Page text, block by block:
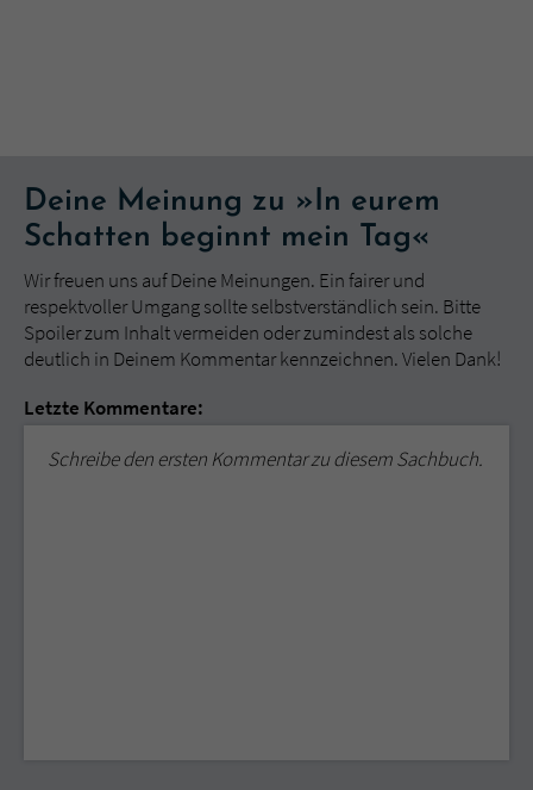
Deine Meinung zu »In eurem
Schatten beginnt mein Tag«
Wir freuen uns auf Deine Meinungen. Ein fairer und
respektvoller Umgang sollte selbstverständlich sein. Bitte
Spoiler zum Inhalt vermeiden oder zumindest als solche
deutlich in Deinem Kommentar kennzeichnen. Vielen Dank!
Letzte Kommentare:
Schreibe den ersten Kommentar zu diesem Sachbuch.